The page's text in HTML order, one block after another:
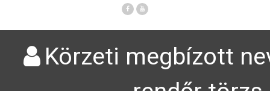
Körzeti megbízott